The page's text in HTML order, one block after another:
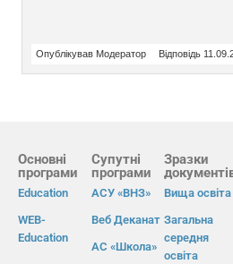
Опублікував Модератор Відповідь
Основні
програми
Education
WEB-
Education
Супутні
програми
АСУ «ВНЗ»
Веб Деканат
АС «Школа»
Зразки
Вища освіта
Загальна
середня
освіта